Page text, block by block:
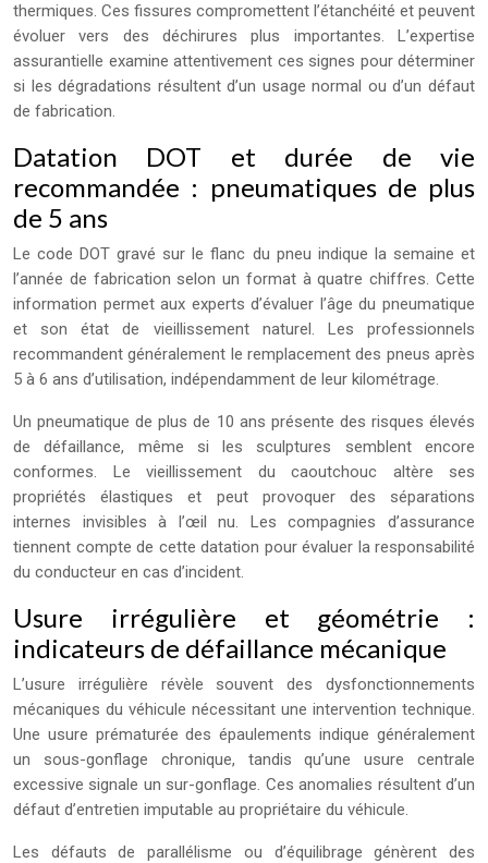
thermiques. Ces fissures compromettent l’étanchéité et peuvent
évoluer vers des déchirures plus importantes. L’expertise
assurantielle examine attentivement ces signes pour déterminer
si les dégradations résultent d’un usage normal ou d’un défaut
de fabrication.
Datation DOT et durée de vie
recommandée : pneumatiques de plus
de 5 ans
Le code DOT gravé sur le flanc du pneu indique la semaine et
l’année de fabrication selon un format à quatre chiffres. Cette
information permet aux experts d’évaluer l’âge du pneumatique
et son état de vieillissement naturel. Les professionnels
recommandent généralement le remplacement des pneus après
5 à 6 ans d’utilisation, indépendamment de leur kilométrage.
Un pneumatique de plus de 10 ans présente des risques élevés
de défaillance, même si les sculptures semblent encore
conformes. Le vieillissement du caoutchouc altère ses
propriétés élastiques et peut provoquer des séparations
internes invisibles à l’œil nu. Les compagnies d’assurance
tiennent compte de cette datation pour évaluer la responsabilité
du conducteur en cas d’incident.
Usure irrégulière et géométrie :
indicateurs de défaillance mécanique
L’usure irrégulière révèle souvent des dysfonctionnements
mécaniques du véhicule nécessitant une intervention technique.
Une usure prématurée des épaulements indique généralement
un sous-gonflage chronique, tandis qu’une usure centrale
excessive signale un sur-gonflage. Ces anomalies résultent d’un
défaut d’entretien imputable au propriétaire du véhicule.
Les défauts de parallélisme ou d’équilibrage génèrent des